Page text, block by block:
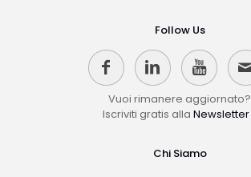
Follow Us
Vuoi rimanere aggiornato?
Iscriviti gratis alla Newsletter
Chi Siamo